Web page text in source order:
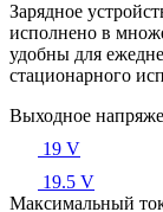
Зарядное
исполнено в
удобны для
стационарного
Выходное
19 V
19.5 V
Максимальный